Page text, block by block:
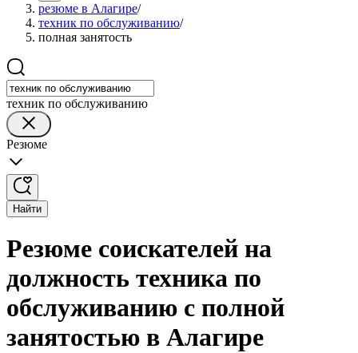
резюме в Алагире/
техник по обслуживанию/
полная занятость
техник по обслуживанию
Резюме
Найти
Резюме соискателей на
должность техника по
обслуживанию с полной
занятостью в Алагире